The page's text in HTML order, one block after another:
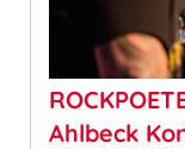
Ahlbeck